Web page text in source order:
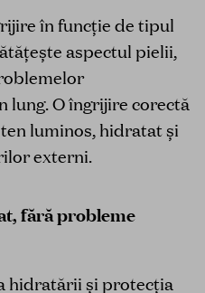
în funcție de tipul
aspectul pielii,
lung. O îngrijire corectă
luminos, hidratat și
externi.
fără probleme
hidratării și protecția